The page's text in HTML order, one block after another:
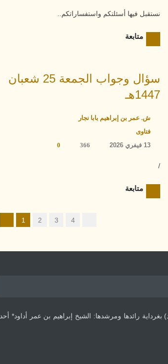
نستقبل فيها أسئلتكم واستفساراتكم..
متابعة
سؤال وجواب الجمعة 25 شعبان
1447هـ
ش. عمر بن إبراهيم بابا نجار
فتاوى
13 فيفري 2026
366
0
/
متابعة
1 2 3 4
رائدها ومرشدها: الشيخ إبراهيم بن عمر أداود* أحد